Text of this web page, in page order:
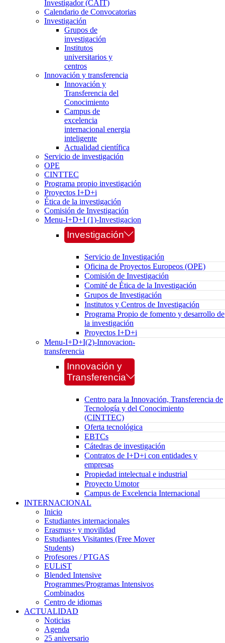
Investigador (CAIT)
Calendario de Convocatorias
Investigación
Grupos de
investigación
Institutos
universitarios y
centros
Innovación y transferencia
Innovación y
Transferencia del
Conocimiento
Campus de
excelencia
internacional energia
inteligente
Actualidad científica
Servicio de investigación
OPE
CINTTEC
Programa propio investigación
Proyectos I+D+i
Ética de la investigación
Comisión de Investigación
Menu-I+D+I (1)-Investigacion
Investigación
Servicio de Investigación
Oficina de Proyectos Europeos (OPE)
Comisión de Investigación
Comité de Ética de la Investigación
Grupos de Investigación
Institutos y Centros de Investigación
Programa Propio de fomento y desarrollo de
la investigación
Proyectos I+D+i
Menu-I+D+I(2)-Innovacion-
transferencia
Innovación y
Transferencia
Centro para la Innovación, Transferencia de
Tecnología y del Conocimiento
(CINTTEC)
Oferta tecnológica
EBTCs
Cátedras de investigación
Contratos de I+D+i con entidades y
empresas
Propiedad intelectual e industrial
Proyecto Umotor
Campus de Excelencia Internacional
INTERNACIONAL
Inicio
Estudiantes internacionales
Erasmus+ y movilidad
Estudiantes Visitantes (Free Mover
Students)
Profesores / PTGAS
EULiST
Blended Intensive
Programmes/Programas Intensivos
Combinados
Centro de idiomas
ACTUALIDAD
Noticias
Agenda
25 aniversario